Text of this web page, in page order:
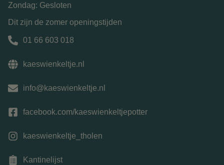
Zondag: Gesloten
Dit zijn de zomer openingstijden
01 66 603 018
kaeswienkeltje.nl
info@kaeswienkeltje.nl
facebook.com/kaeswienkeltjepotter
kaeswienkeltje_tholen
Kantinelijst